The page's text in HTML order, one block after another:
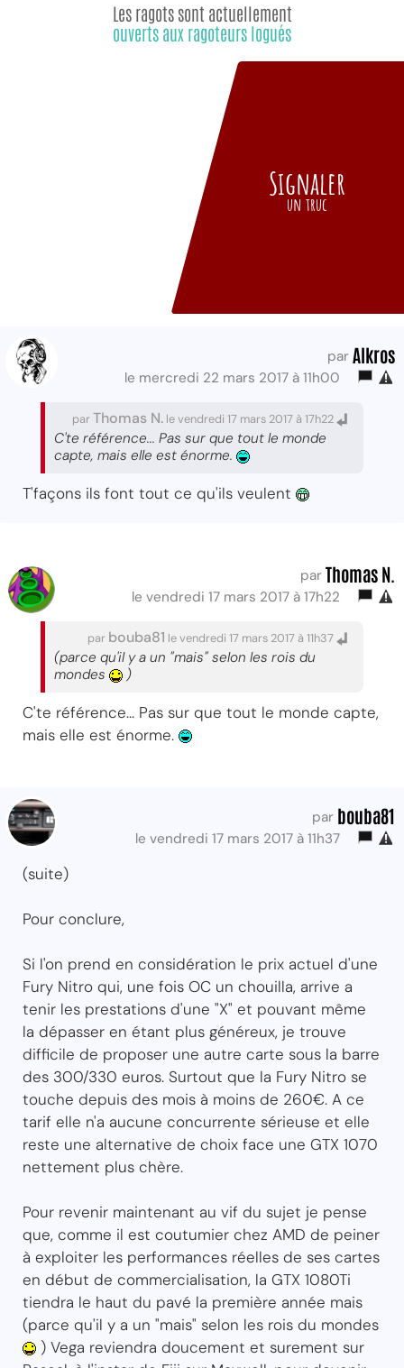
Les ragots sont actuellement
ouverts aux ragoteurs logués
Signaler
un truc
par Alkros
le mercredi 22 mars 2017 à 11h00
parThomas N. le vendredi 17 mars 2017 à 17h22
C'te référence... Pas sur que tout le monde
capte, mais elle est énorme.
T'façons ils font tout ce qu'ils veulent
par Thomas N.
le vendredi 17 mars 2017 à 17h22
par bouba81 le vendredi 17 mars 2017 à 11h37
(parce qu'il y a un "mais" selon les rois du
mondes
)
C'te référence... Pas sur que tout le monde capte,
mais elle est énorme.
par bouba81
le vendredi 17 mars 2017 à 11h37
(suite)
Pour conclure,
Si l'on prend en considération le prix actuel d'une
Fury Nitro qui, une fois OC un chouilla, arrive a
tenir les prestations d'une "X" et pouvant même
la dépasser en étant plus généreux, je trouve
difficile de proposer une autre carte sous la barre
des 300/330 euros. Surtout que la Fury Nitro se
touche depuis des mois à moins de 260€. A ce
tarif elle n'a aucune concurrente sérieuse et elle
reste une alternative de choix face une GTX 1070
nettement plus chère.
Pour revenir maintenant au vif du sujet je pense
que, comme il est coutumier chez AMD de peiner
à exploiter les performances réelles de ses cartes
en début de commercialisation, la GTX 1080Ti
tiendra le haut du pavé la première année mais
(parce qu'il y a un "mais" selon les rois du mondes
) Vega reviendra doucement et surement sur